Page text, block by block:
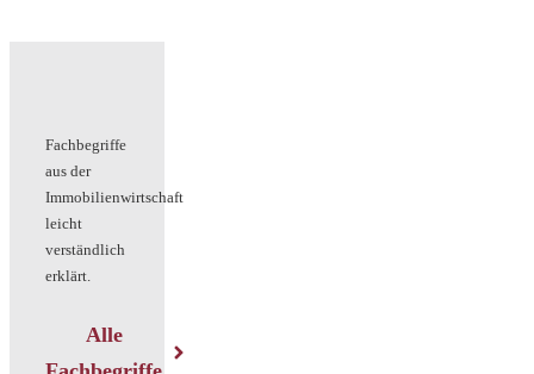
Fachbegriffe
aus der
Immobilienwirtschaft
leicht
verständlich
erklärt.
Alle